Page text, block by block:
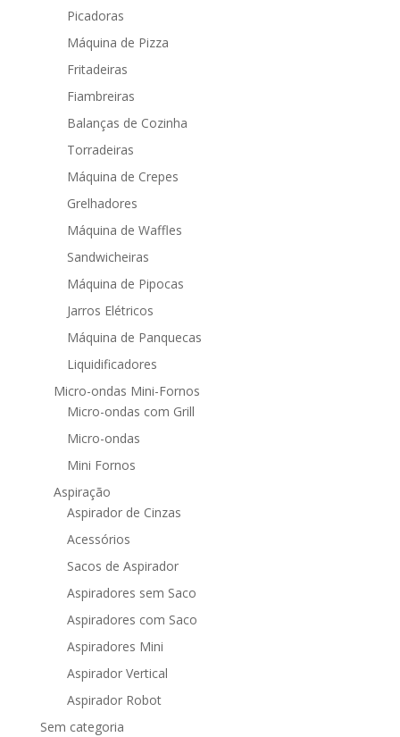
Picadoras
Máquina de Pizza
Fritadeiras
Fiambreiras
Balanças de Cozinha
Torradeiras
Máquina de Crepes
Grelhadores
Máquina de Waffles
Sandwicheiras
Máquina de Pipocas
Jarros Elétricos
Máquina de Panquecas
Liquidificadores
Micro-ondas Mini-Fornos
Micro-ondas com Grill
Micro-ondas
Mini Fornos
Aspiração
Aspirador de Cinzas
Acessórios
Sacos de Aspirador
Aspiradores sem Saco
Aspiradores com Saco
Aspiradores Mini
Aspirador Vertical
Aspirador Robot
Sem categoria